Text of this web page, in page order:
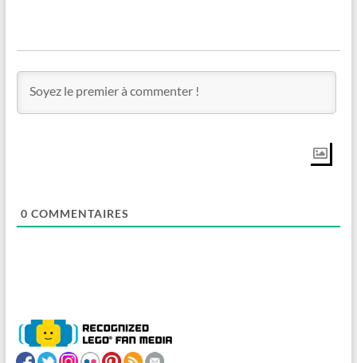
0 COMMENTAIRES